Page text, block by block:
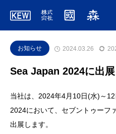
お知らせ 2024.03.26
Sea Japan 2024に出
当社は、2024年4月10日(水)～
2024において、セブントゥーフ
出展します。